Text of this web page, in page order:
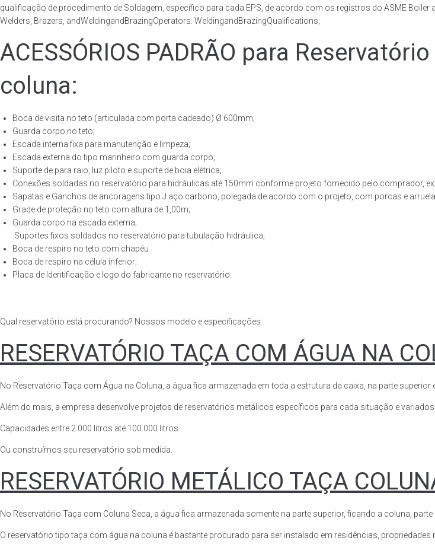
qualificação de procedimento de Soldagem, específico para cada EPS, de acordo com os registros do ASME
Welders, Brazers, andWeldingandBrazingOperators: WeldingandBrazingQualifications;
ACESSÓRIOS PADRÃO para
coluna:
Boca de visita no teto (articulada com porta cadeado) Ø 600mm;
Guarda corpo no teto;
Escada interna fixa para manutenção e limpeza;
Escada externa do tipo marinheiro com guarda corpo;
Suporte de para raio, luz piloto e suporte de boia elétrica;
Conexões soldadas no reservatório para hidráulicas até 150mm conforme projeto fornecido pelo comprador,
Sapatas e Ganchos de ancoragens tipo J aço carbono, polegada de acordo com o projeto, com porcas e
Grade de proteção no teto com altura de 1,00m;
Guarda corpo na escada externa;
·Suportes fixos soldados no reservatório para tubulação hidráulica;
Boca de respiro no teto com chapéu
Boca de respiro na célula inferior;
Placa de Identificação e logo do fabricante no reservatório.
Qual reservatório está procurando? Nossos modelo e especificações:
RESERVATÓRIO TAÇA COM ÁGUA NA
No Reservatório Taça com Água na Coluna, a água fica armazenada em toda a estrutura da caixa, na parte superior
Além do mais, a empresa desenvolve projetos de reservatórios metálicos específicos para cada situação e
Capacidades entre 2.000 litros até 100.000 litros.
Ou construímos seu reservatório sob medida.
RESERVATÓRIO METÁLICO TAÇA
No Reservatório Taça com Coluna Seca, a água fica armazenada somente na parte superior, ficando a coluna, parte
O reservatório tipo taça com água na coluna é bastante procurado para ser instalado em residências,